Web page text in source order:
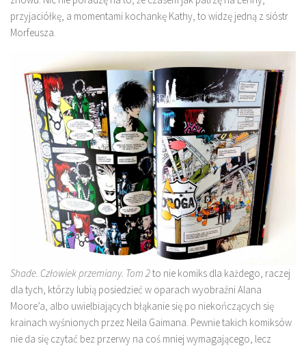
przyjaciółkę, a momentami kochankę Kathy, to widzę jedną z sióstr
Morfeusza.
Shade. Człowiek przemiany. Tom 2to nie komiks dla każdego, raczej
dla tych, którzy lubią posiedzieć w oparach wyobraźni Alana
Moore’a, albo uwielbiających błąkanie się po niekończących się
krainach wyśnionych przez Neila Gaimana. Pewnie takich komiksów
nie da się czytać bez przerwy na coś mniej wymagającego, lecz